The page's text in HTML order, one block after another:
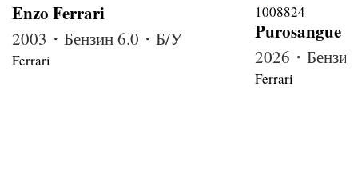
Enzo Ferrari
2003・Бензин 6.0・Б/У
Ferrari
Purosangue
2026・
Ferrari